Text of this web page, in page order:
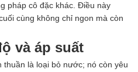
pháp cô đặc khác. Điều này
cùng không chỉ ngon mà còn
và áp suất
là loại bỏ nước; nó còn yêu